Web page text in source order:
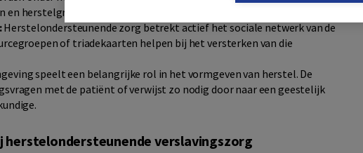
herstelgroepen.
Herstelondersteunende zorg betrekt actief het sociale netwerk van de
of triadekaarten helpen bij het versterken van die
speelt een belangrijke rol in het vormgeven van herstel. De
met de patiënt of verwijst zo nodig door naar een geestelijk
verslavingszorg